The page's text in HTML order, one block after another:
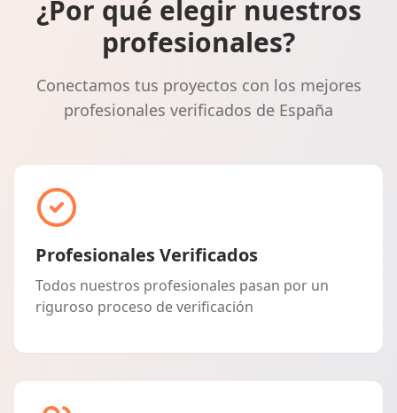
¿Por qué elegir nuestros
profesionales?
Conectamos tus proyectos con los mejores
profesionales verificados de España
Profesionales Verificados
Todos nuestros profesionales pasan por un
riguroso proceso de verificación